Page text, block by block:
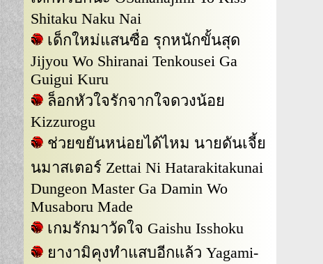
Shitaku Naku Nai
เด็กใหม่แสนซื่อ รุกหนักขั้นสุด
Jijyou Wo Shiranai Tenkousei Ga
Guigui Kuru
ล็อกหัวใจรักจากใจดวงน้อย
Kizzurogu
ช่วยขยันหน่อยได้ไหม นายดันเจี้ย
นมาสเตอร์ Zettai Ni Hatarakitakunai
Dungeon Master Ga Damin Wo
Musaboru Made
เกมรักมาวัดใจ Gaishu Isshoku
ยางามิคุงทำแสบอีกแล้ว Yagami-